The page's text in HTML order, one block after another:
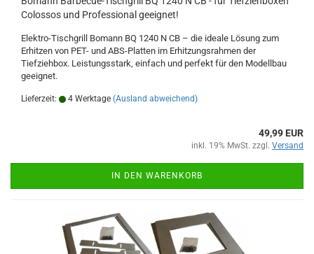
Colossos und Professional geeignet!
Elektro-Tischgrill Bomann BQ 1240 N CB – die ideale Lösung zum
Erhitzen von PET- und ABS-Platten im Erhitzungsrahmen der
Tiefziehbox. Leistungsstark, einfach und perfekt für den Modellbau
geeignet.
Lieferzeit: 4 Werktage (Ausland abweichend)
49,99 EUR
inkl. 19% MwSt. zzgl. Versand
IN DEN WARENKORB